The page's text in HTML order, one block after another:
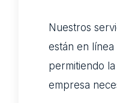
Nuestros
están en
permitiendo
empresa